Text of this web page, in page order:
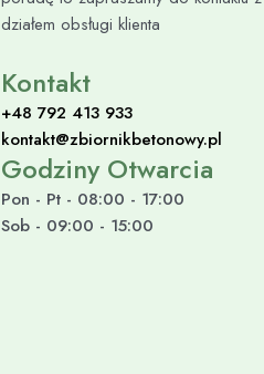
działem obsługi klienta
Kontakt
+48 792 413 933
kontakt@zbiornikbetonowy.pl
Godziny Otwarcia
Pon - Pt - 08:00 - 17:00
Sob - 09:00 - 15:00